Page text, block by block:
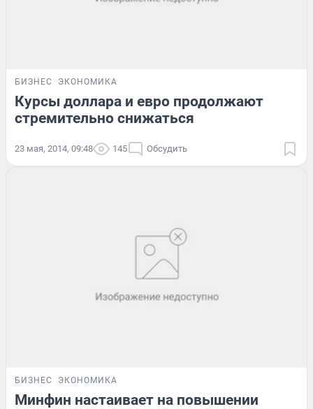
БИЗНЕС ЭКОНОМИКА
Курсы доллара и евро продолжают
стремительно снижаться
23 мая, 2014, 09:48 145 Обсудить
БИЗНЕС ЭКОНОМИКА
Минфин настаивает на повышении